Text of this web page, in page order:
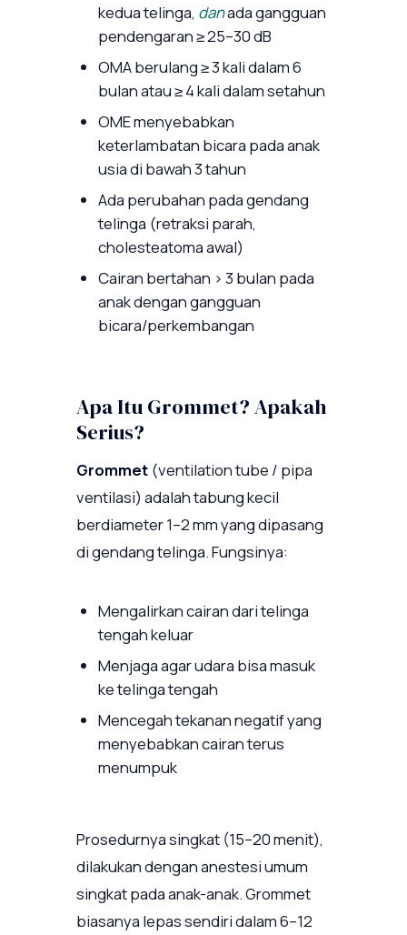
kedua telinga, danada gangguan
pendengaran ≥ 25–30 dB
OMA berulang ≥ 3 kali dalam 6
bulan atau ≥ 4 kali dalam setahun
OME menyebabkan
keterlambatan bicara pada anak
usia di bawah 3 tahun
Ada perubahan pada gendang
telinga (retraksi parah,
cholesteatoma awal)
Cairan bertahan > 3 bulan pada
anak dengan gangguan
bicara/perkembangan
Apa Itu Grommet? Apakah
Serius?
Grommet (ventilation tube / pipa
ventilasi) adalah tabung kecil
berdiameter 1–2 mm yang dipasang
di gendang telinga. Fungsinya:
Mengalirkan cairan dari telinga
tengah keluar
Menjaga agar udara bisa masuk
ke telinga tengah
Mencegah tekanan negatif yang
menyebabkan cairan terus
menumpuk
Prosedurnya singkat (15–20 menit),
dilakukan dengan anestesi umum
singkat pada anak-anak. Grommet
biasanya lepas sendiri dalam 6–12